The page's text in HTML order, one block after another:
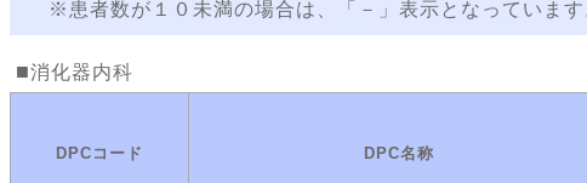
※患者数が１０未満の場合は、「－」表示となっています
消化器内科
DPCコード DPC名称